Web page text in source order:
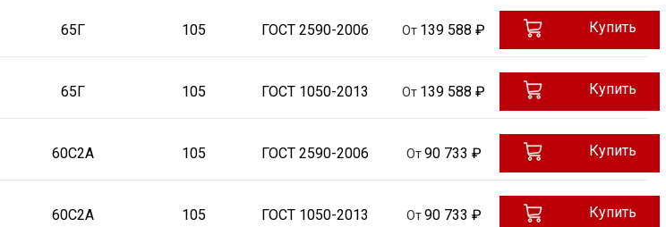
65Г 105 ГОСТ 2590-2006 От 139 588 ₽ Купить
65Г 105 ГОСТ 1050-2013 От 139 588 ₽ Купить
60С2А 105 ГОСТ 2590-2006 От90 733 ₽ Купить
60С2А 105 ГОСТ 1050-2013 От90 733 ₽ Купить